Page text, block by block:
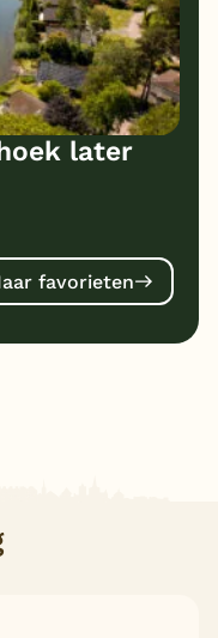
later
favorieten